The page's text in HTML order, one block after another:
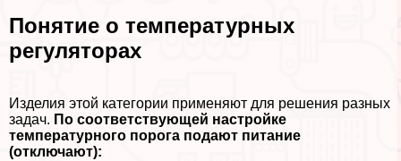
Понятие о температурных
регуляторах
Изделия этой категории применяют для решения разных
задач. По соответствующей настройке
температурного порога подают питание
(отключают):